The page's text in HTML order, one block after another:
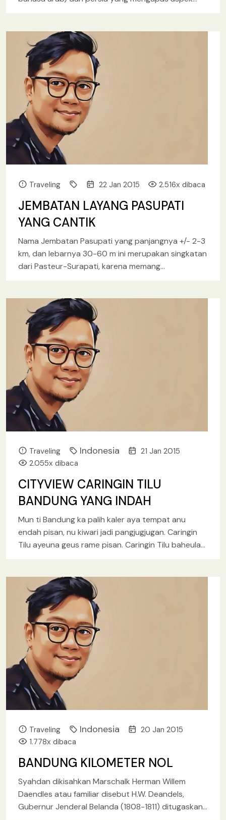
Traveling 22 Jan 2015 2.516x dibaca
JEMBATAN LAYANG PASUPATI
YANG CANTIK
Nama Jembatan Pasupati yang panjangnya +/- 2-3
km, dan lebarnya 30-60 m ini merupakan singkatan
dari Pasteur-Surapati, karena memang
Traveling Indonesia
21 Jan 2015
2.055x dibaca
CITYVIEW CARINGIN TILU
BANDUNG YANG INDAH
Mun ti Bandung ka palih kaler aya tempat anu
endah pisan, nu kiwari jadi pangjugjugan. Caringin
Tilu ayeuna geus rame pisan. Caringin Tilu baheula
Traveling Indonesia
20 Jan 2015
1.778x dibaca
BANDUNG KILOMETER NOL
Syahdan dikisahkan Marschalk Herman Willem
Daendles atau familiar disebut H.W. Deandels,
Gubernur Jenderal Belanda (1808-1811) ditugaskan